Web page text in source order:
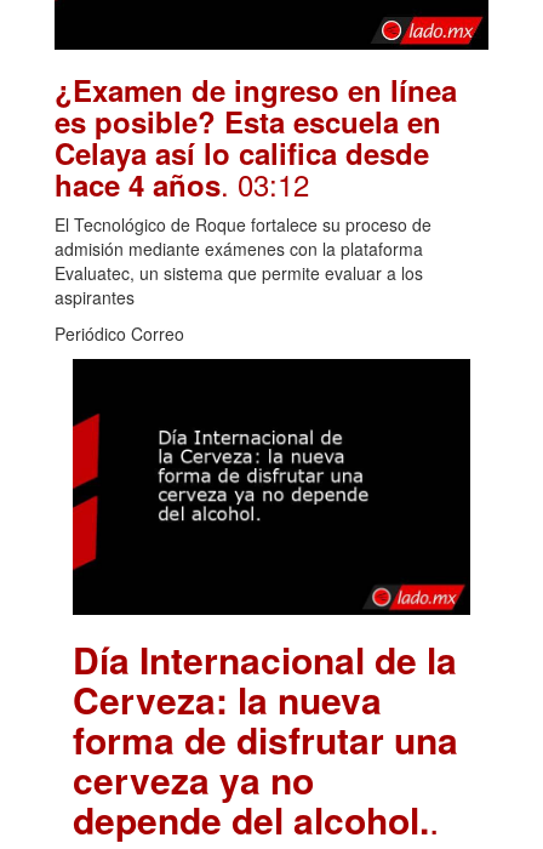
¿Examen de ingreso en línea
es posible? Esta escuela en
Celaya así lo califica desde
hace 4 años. 03:12
El Tecnológico de Roque fortalece su proceso de
admisión mediante exámenes con la plataforma
Evaluatec, un sistema que permite evaluar a los
aspirantes
Periódico Correo
Día Internacional de la
Cerveza: la nueva
forma de disfrutar una
cerveza ya no
depende del alcohol..